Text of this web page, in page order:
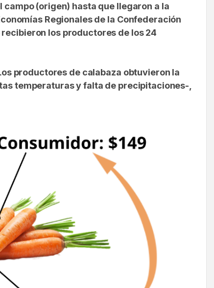
campo (origen) hasta que llegaron a la
Regionales de la Confederación
los productores de los 24
productores de calabaza obtuvieron la
temperaturas y falta de precipitaciones-